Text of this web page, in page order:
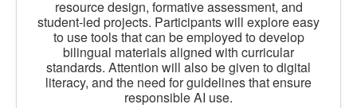
resource design, formative assessment, and
student-led projects. Participants will explore easy
to use tools that can be employed to develop
bilingual materials aligned with curricular
standards. Attention will also be given to digital
literacy, and the need for guidelines that ensure
responsible AI use.